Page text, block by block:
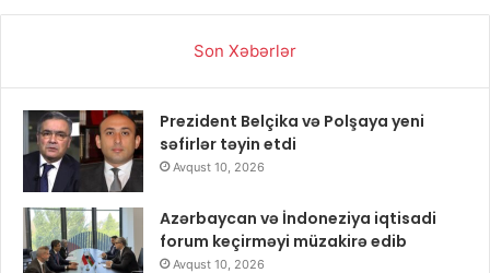
Son Xəbərlər
Prezident Belçika və Polşaya yeni
səfirlər təyin etdi
Avqust 10, 2026
Azərbaycan və İndoneziya iqtisadi
forum keçirməyi müzakirə edib
Avqust 10, 2026